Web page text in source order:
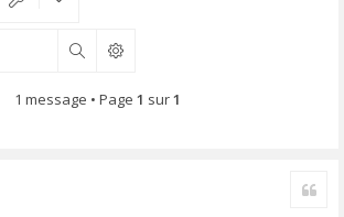
Rechercher
1 message • Page 1 sur1